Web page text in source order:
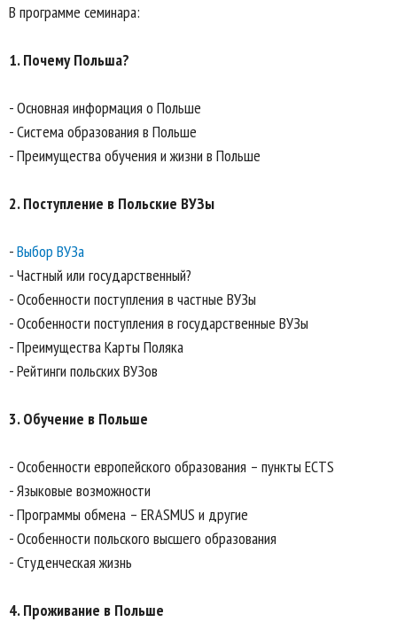
В программе семинара:
1. Почему Польша?
- Основная информация о Польше
- Система образования в Польше
- Преимущества обучения и жизни в Польше
2. Поступление в Польские ВУЗы
-Выбор ВУЗа
- Частный или государственный?
- Особенности поступления в частные ВУЗы
- Особенности поступления в государственные ВУЗы
- Преимущества Карты Поляка
- Рейтинги польских ВУЗов
3. Обучение в Польше
- Особенности европейского образования – пункты ECTS
- Языковые возможности
- Программы обмена – ERASMUS и другие
- Особенности польского высшего образования
- Студенческая жизнь
4. Проживание в Польше